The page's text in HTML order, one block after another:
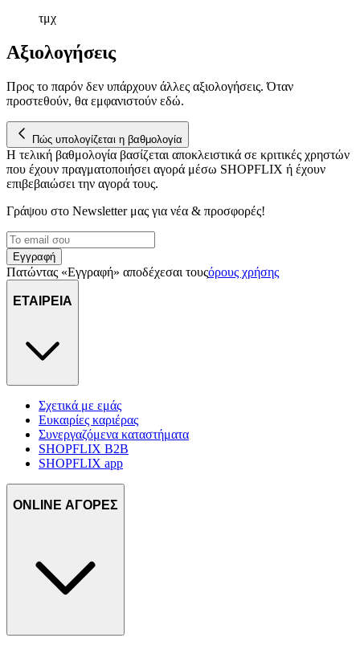
μας επεξεργαζόμαστε προσωπικά σας δεδομένα, π.χ. τη
για να αποθηκεύουμε και να έχουμε πρόσβαση σε πληροφορίες
διαφημίσεων και περιεχομένου, τις μετρήσεις σχετικά με
διαφημίσεις και περιεχόμενο, την καλύτερη εικόνα του κοινού
πληροφορίες σχετικά με την από μέρους σας χρήση της
τοποθεσίας μας στους συνεργάτες μέσων κοινωνικής
δικτύωσης, διαφημίσεων και ανάλυσης.
τμχ
Αξιολογήσεις
Προς το παρόν δεν υπάρχουν άλλες αξιολογήσεις. Όταν
προστεθούν, θα εμφανιστούν εδώ.
Πώς υπολογίζεται η βαθμολογία
Η τελική βαθμολογία βασίζεται αποκλειστικά σε κριτικές χρηστών
που έχουν πραγματοποιήσει αγορά μέσω SHOPFLIX ή έχουν
επιβεβαιώσει την αγορά τους.
Γράψου στο Νewsletter μας για νέα & προσφορές!
Εγγραφή
Πατώντας «Εγγραφή» αποδέχεσαι τουςόρους χρήσης
ΕΤΑΙΡΕΙΑ
Σχετικά με εμάς
Ευκαιρίες καριέρας
Συνεργαζόμενα καταστήματα
SHOPFLIX B2B
SHOPFLIX app
ONLINE ΑΓΟΡΕΣ